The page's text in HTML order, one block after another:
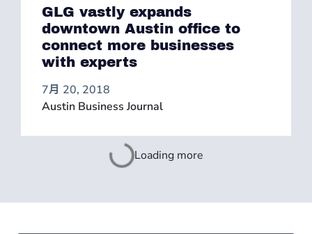
GLG vastly expands
downtown Austin office to
connect more businesses
with experts
7月 20, 2018
Austin Business Journal
Loading more